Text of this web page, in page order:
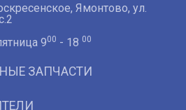
Ямонтово, ул.
900 - 18 00
ЗАПЧАСТИ